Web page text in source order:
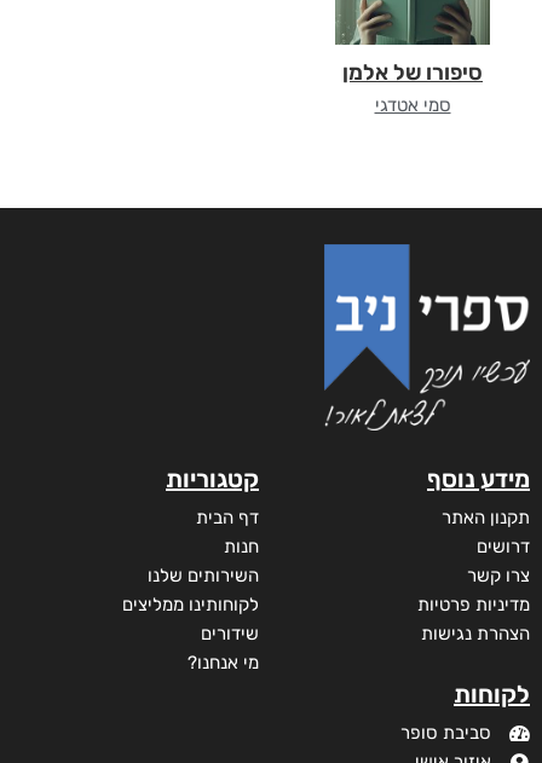
סיפורו של אלמן
סמי אטדגי
מידע נוסף
תקנון האתר
דרושים
צרו קשר
מדיניות פרטיות
הצהרת נגישות
לקוחות
סביבת סופר
קטגוריות
דף הבית
חנות
השירותים שלנו
לקוחותינו ממליצים
שידורים
מי אנחנו?